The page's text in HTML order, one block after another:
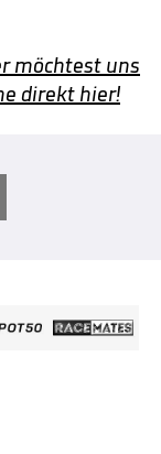
möchtest uns
direkt hier!